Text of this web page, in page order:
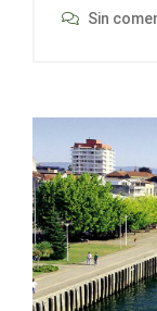
Sin